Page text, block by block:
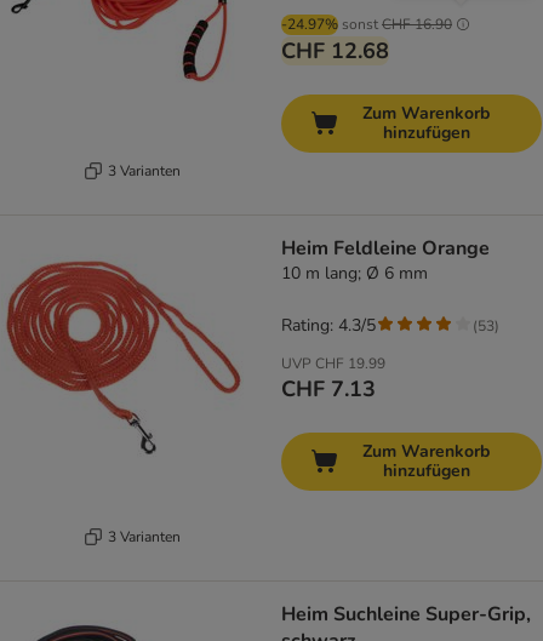
3 Varianten
-24.97% sonstCHF 16.90
CHF 12.68
Zum Warenkorb
hinzufügen
3 Varianten
Heim Feldleine Orange
10 m lang; Ø 6 mm
UVP CHF 19.99
CHF 7.13
Rating: 4.3/5 (53)
Zum Warenkorb
hinzufügen
Heim Suchleine Super-Grip,